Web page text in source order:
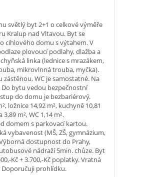
světlý byt 2+1 o celkové výměře
Kralup nad Vltavou. Byt se
cihlového domu s výtahem. V
plovoucí podlahy, dlažba a
linka (lednice s mrazákem,
mikrovlnná trouba, myčka).
WC je samostatné. Na
bytu vedou bezpečnostní
do domu je bezbariérový.
ložnice 14,92 m², kuchyně 10,81
m², WC 1,14 m².
domem s parkovací kartou.
vybavenost (MŠ, ZŠ, gymnázium,
dostupnost do Prahy,
nádraží 5min. chůze. Byt
Kč + 3.700,-Kč poplatky. Vratná
Doporučuji prohlídku.